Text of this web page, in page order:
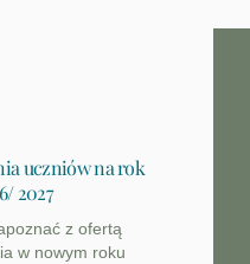
uczniów na rok
2027
z ofertą
w nowym roku